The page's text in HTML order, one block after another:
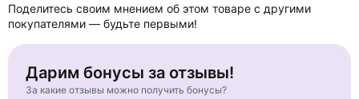
Поделитесь своим мнением об этом товаре с другими
покупателями — будьте первыми!
Дарим бонусы за отзывы!
За какие отзывы можно получить бонусы?